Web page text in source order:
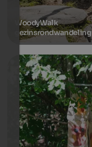
WoodyWalk
gezinsrondwandeling